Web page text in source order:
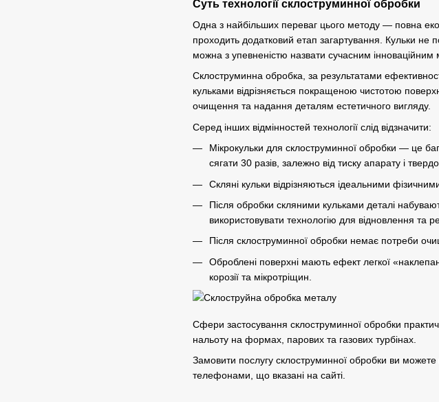
Суть технології склоструминної обробки
Одна з найбільших переваг цього методу — повна
проходить додатковий етап загартування. Кульки не
можна з упевненістю назвати сучасним
Склоструминна обробка, за результатами
кульками відрізняється покращеною чистотою
очищення та надання деталям естетичного вигляду.
Серед інших відмінностей технології слід відзначити:
Мікрокульки для склоструминної обробки — це
сягати 30 разів, залежно від тиску апарату і
Скляні кульки відрізняються ідеальними
Після обробки скляними кульками деталі
використовувати технологію для відновлення та
Після склоструминної обробки немає потреби
Оброблені поверхні мають ефект легкої
корозії та мікротріщин.
Сфери застосування склоструминної обробки
нальоту на формах, парових та газових турбінах.
Замовити послугу склоструминної обробки ви можете
телефонами, що вказані на сайті.